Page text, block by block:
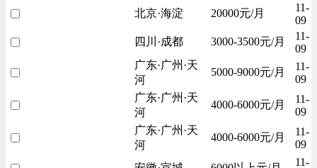
北京·海淀
20000元/月
11-
09
四川·成都
3000-3500元/月
11-
09
广东·广州·天
河
5000-9000元/月
11-
09
广东·广州·天
河
4000-6000元/月
11-
09
广东·广州·天
河
4000-6000元/月
11-
09
11-